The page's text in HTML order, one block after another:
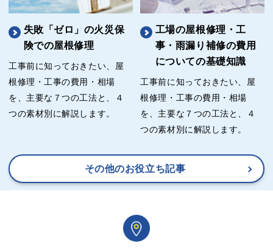
失敗「ゼロ」の火災保
険での屋根修理
工事前に知っておきたい、屋
根修理・工事の費用・相場
を、主要な７つの工法と、４
つの素材別に解説します。
工場の屋根修理・工
事・雨漏り補修の費用
についての基礎知識
工事前に知っておきたい、屋
根修理・工事の費用・相場
を、主要な７つの工法と、４
つの素材別に解説します。
その他のお役立ち記事